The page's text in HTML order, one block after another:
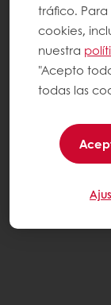
tráfico.
cookies,
nuestra
"Acepto
todas las